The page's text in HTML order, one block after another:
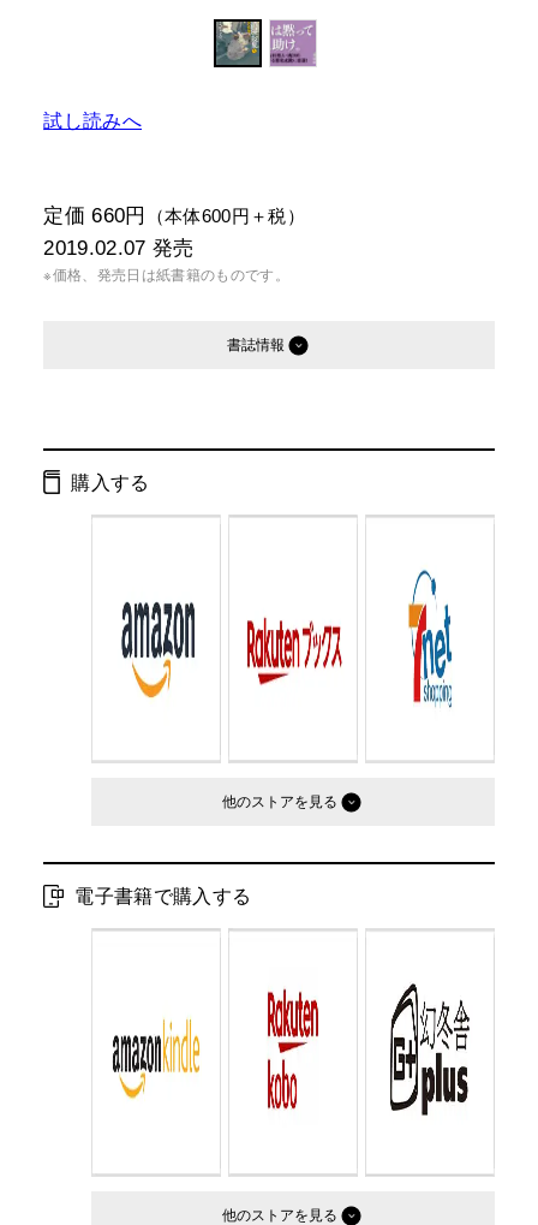
試し読みへ
定価 660円 （本体600円＋税）
2019.02.07 発売
※価格、発売日は紙書籍のものです。
書誌情報
ISBN： 9784344428423
購入する
他のストア
電子書籍で購入する
他のストア